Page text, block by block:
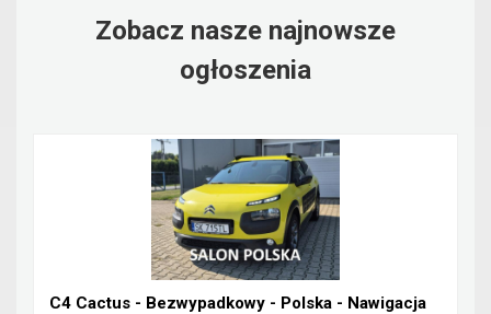
Zobacz nasze najnowsze
ogłoszenia
C4 Cactus - Bezwypadkowy - Polska - Nawigacja